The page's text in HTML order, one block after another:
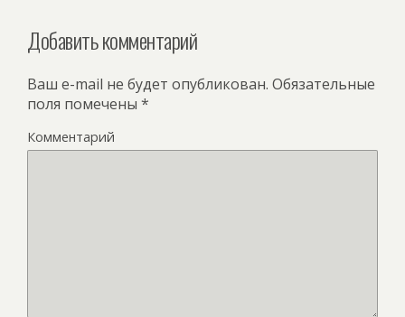
Добавить комментарий
Ваш e-mail не будет опубликован. Обязательные
поля помечены *
Комментарий